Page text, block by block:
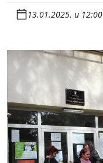
13.01.2025. u 12:00